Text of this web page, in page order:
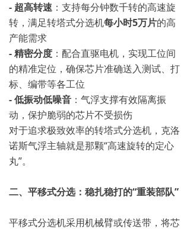
- 超高转速 ：支持每分钟数千转的高速旋
转，满足转塔式分选机每小时5万片的高
产能需求
- 精密分度 ：配合直驱电机，实现工位间
的精准定位，确保芯片准确送入测试、打
标、编带等各工位
- 低振动低噪音 ：气浮支撑有效隔离振
动，保护脆弱的芯片不受损伤
对于追求极致效率的转塔式分选机，克洛
诺斯气浮主轴就是那颗“高速旋转的定心
丸”。
二、平移式分选：稳扎稳打的“重装部队”
平移式分选机采用机械臂或传送带，将芯